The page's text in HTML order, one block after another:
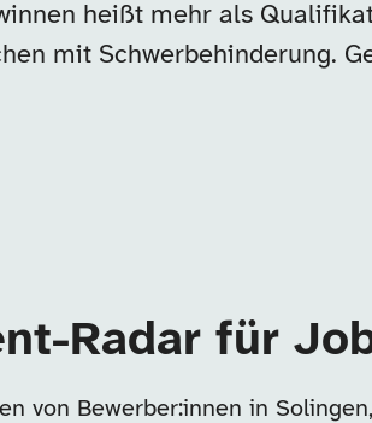
heißt mehr als
mit Schwerbehinderung.
Radar für
von Bewerber:innen in